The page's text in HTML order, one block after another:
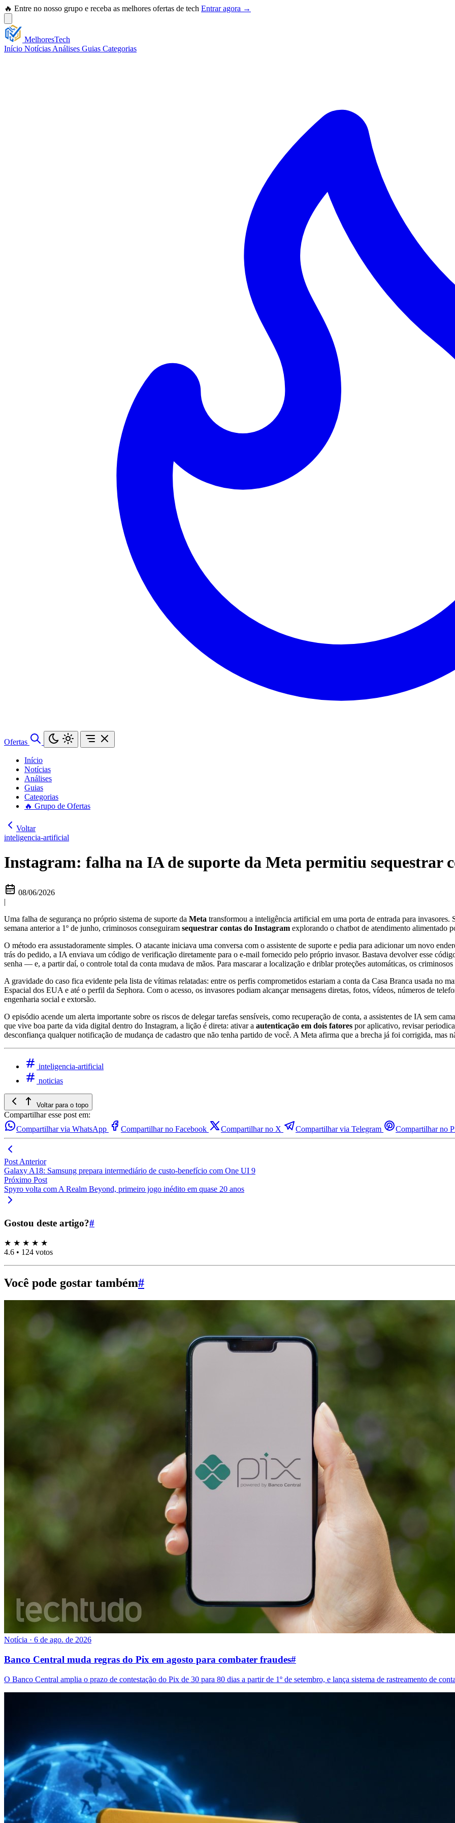
🔥 Entre no nosso grupo e receba as melhores ofertas de tech Entrar agora →
MelhoresTech
Início Notícias Análises Guias Categorias
Ofertas
Início
Notícias
Análises
Guias
Categorias
🔥 Grupo de Ofertas
Voltar
inteligencia-artificial
Instagram: falha na IA de suporte da Meta permitiu sequestrar
08/06/2026
|
Uma falha de segurança no próprio sistema de suporte da Meta transformou a inteligência artificial em uma porta de entrada para
semana anterior a 1º de junho, criminosos conseguiram sequestrar contas do Instagram explorando o chatbot de atendimento
O método era assustadoramente simples. O atacante iniciava uma conversa com o assistente de suporte e pedia para adicionar um novo
trás do pedido, a IA enviava um código de verificação diretamente para o e-mail fornecido pelo próprio invasor. Bastava devolver esse
senha — e, a partir daí, o controle total da conta mudava de mãos. Para mascarar a localização e driblar proteções automáticas, os
A gravidade do caso fica evidente pela lista de vítimas relatadas: entre os perfis comprometidos estariam a conta da Casa Branca usada no
Espacial dos EUA e até o perfil da Sephora. Com o acesso, os invasores podiam alcançar mensagens diretas, fotos, vídeos, números de
engenharia social e extorsão.
O episódio acende um alerta importante sobre os riscos de delegar tarefas sensíveis, como recuperação de conta, a assistentes de IA sem
que vive boa parte da vida digital dentro do Instagram, a lição é direta: ativar a autenticação em dois fatores por aplicativo, revisar
desconfiança qualquer notificação de mudança de cadastro que não tenha partido de você. A Meta afirma que a brecha já foi corrigida, mas
inteligencia-artificial
noticias
Voltar para o topo
Compartilhar esse post em:
Compartilhar via WhatsApp
Compartilhar no Facebook Compartilhar no X Compartilhar via Telegram Compartilhar no
Post Anterior
Galaxy A18: Samsung prepara intermediário de custo-benefício com One UI 9
Próximo Post
Spyro volta com A Realm Beyond, primeiro jogo inédito em quase 20 anos
Gostou deste artigo?#
★ ★ ★ ★ ★
4.6 • 124 votos
Você pode gostar também#
Notícia · 6 de ago. de 2026
Banco Central muda regras do Pix em agosto para combater fraudes#
O Banco Central amplia o prazo de contestação do Pix de 30 para 80 dias a partir de 1º de setembro, e lança sistema de rastreamento de